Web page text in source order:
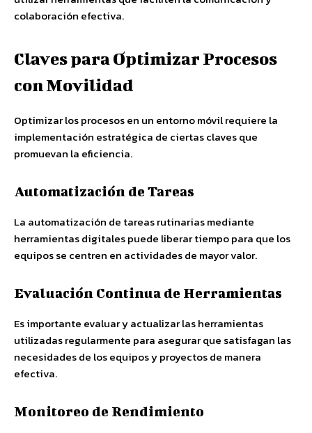
colaboración efectiva.
Claves para Optimizar Procesos
con Movilidad
Optimizar los procesos en un entorno móvil requiere la
implementación estratégica de ciertas claves que
promuevan la eficiencia.
Automatización de Tareas
La automatización de tareas rutinarias mediante
herramientas digitales puede liberar tiempo para que los
equipos se centren en actividades de mayor valor.
Evaluación Continua de Herramientas
Es importante evaluar y actualizar las herramientas
utilizadas regularmente para asegurar que satisfagan las
necesidades de los equipos y proyectos de manera
efectiva.
Monitoreo de Rendimiento